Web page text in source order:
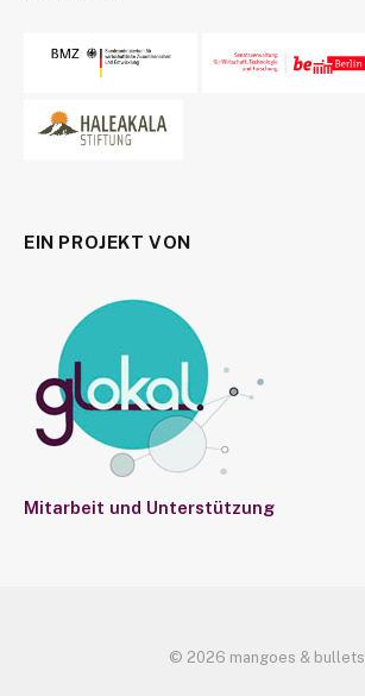
EIN PROJEKT VON
Mitarbeit und Unterstützung
© 2026 mangoes & bullets